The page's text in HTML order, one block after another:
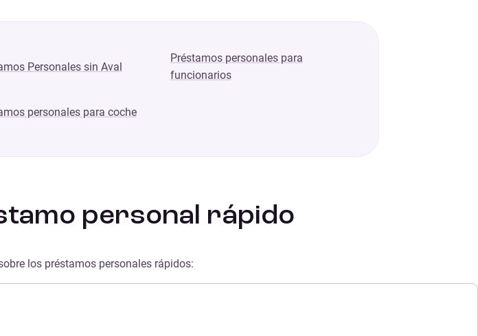
Personales sin Aval
Préstamos personales para
funcionarios
personales para coche
personal rápido
los préstamos personales rápidos: